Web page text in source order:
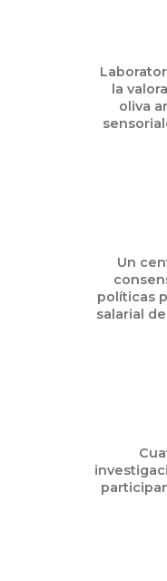
22
Eventos
la
oliva
2015
Eventos
Un
políticas
salarial
18
2015